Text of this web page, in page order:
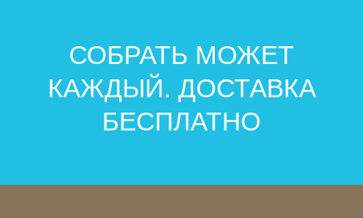
СОБРАТЬ МОЖЕТ
КАЖДЫЙ. ДОСТАВКА
БЕСПЛАТНО